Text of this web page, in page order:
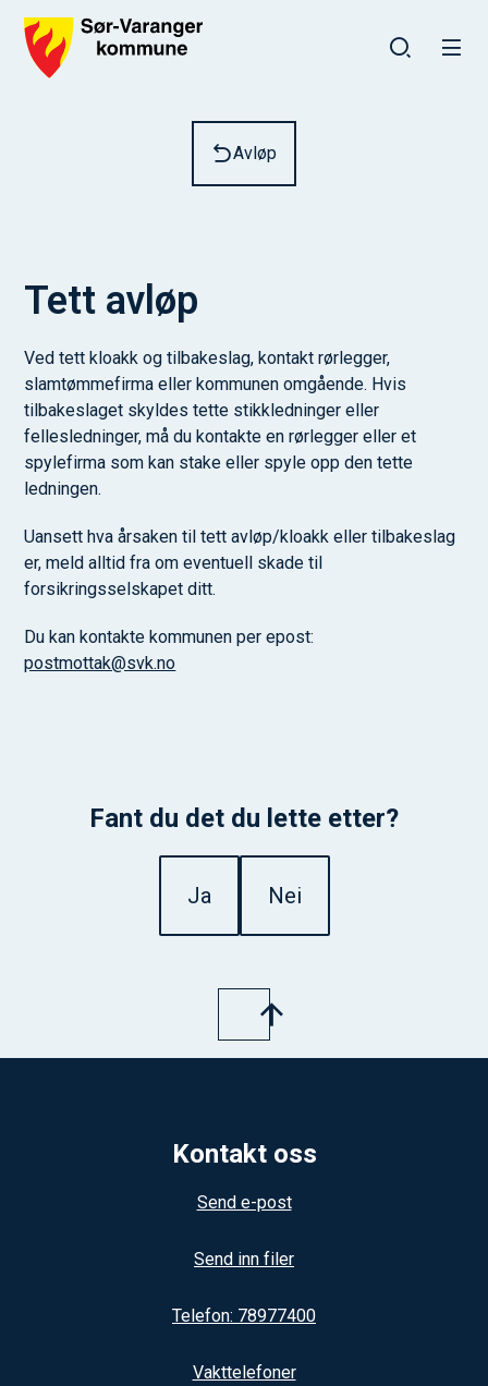
Avløp
Tett avløp
Ved tett kloakk og tilbakeslag, kontakt rørlegger,
slamtømmefirma eller kommunen omgående. Hvis
tilbakeslaget skyldes tette stikkledninger eller
fellesledninger, må du kontakte en rørlegger eller et
spylefirma som kan stake eller spyle opp den tette
ledningen.
Uansett hva årsaken til tett avløp/kloakk eller tilbakeslag
er, meld alltid fra om eventuell skade til
forsikringsselskapet ditt.
Du kan kontakte kommunen per epost:
postmottak@svk.no
Fant du det du lette etter?
Ja Nei
Kontakt oss
Send e-post
Send inn filer
Telefon: 78977400
Vakttelefoner